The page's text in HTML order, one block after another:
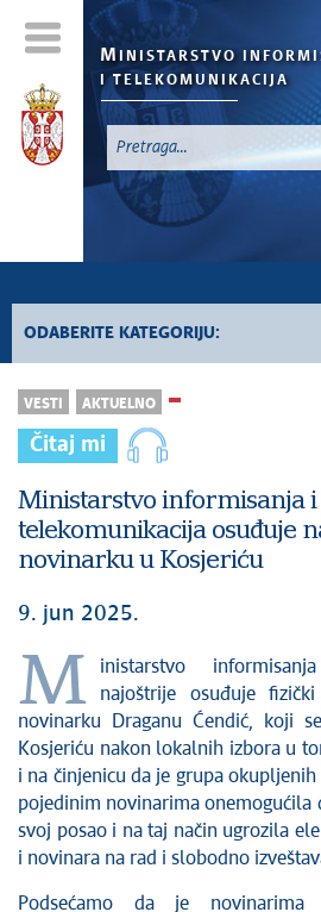
M INISTARSTVO
I TELEKOMUNIKACIJA
ODABERITE KATEGORIJU:
Konkursi iz oblasti
Konkursi iz oblasti
Konkursi iz oblasti
VESTI AKTUELNO
Čitaj mi
Ministarstvo informisanja i
telekomunikacija osuđuje
novinarku u Kosjeriću
9. jun 2025.
M
inistarstvo
najoštrije osuđuje
novinarku Draganu Ćendić, koji
Kosjeriću nakon lokalnih izbora u
i na činjenicu da je grupa
pojedinim novinarima onemogućila
svoj posao i na taj način ugrozila
i novinara na rad i slobodno
Podsećamo da je novinarima